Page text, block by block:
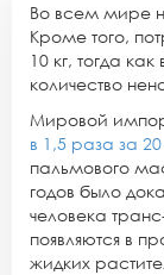
Во всем мире
Кроме того,
10 кг, тогда
количество
Мировой
в 1,5 раза за 20
пальмового
годов было
человека
появляются в
жидких